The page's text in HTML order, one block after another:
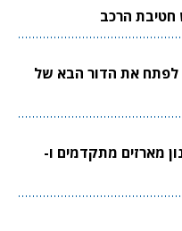
חטיבת הרכב
לפתח את הדור הבא של
מארזים מתקדמים ו-